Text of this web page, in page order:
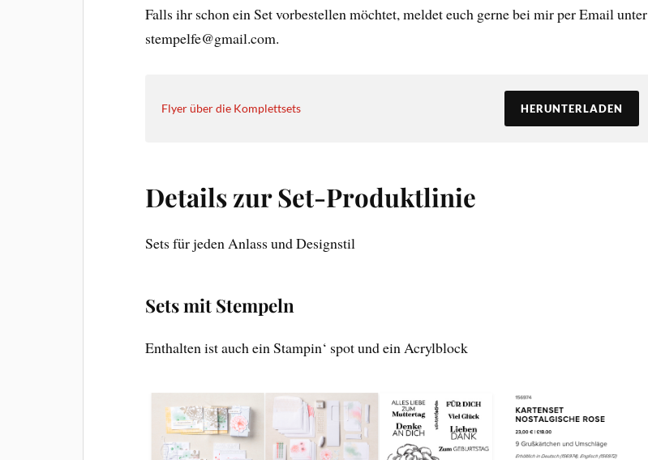
Falls ihr schon ein Set vorbestellen möchtet, meldet euch gerne bei mir per Email unter
stempelfe@gmail.com.
Flyer über die Komplettsets HERUNTERLADEN
Details zur Set-Produktlinie
Sets für jeden Anlass und Designstil
Sets mit Stempeln
Enthalten ist auch ein Stampin‘ spot und ein Acrylblock